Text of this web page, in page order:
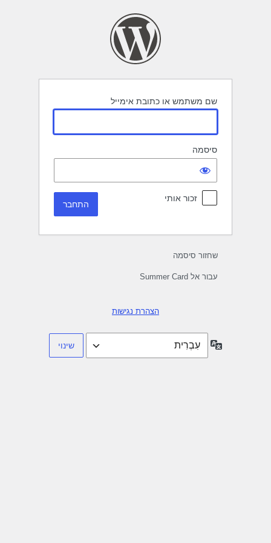
שם משתמש או כתובת אימייל
סיסמה
זכור אותי
שחזור סיסמה
עבור אל Summer Card
הצהרת נגישות
שפה